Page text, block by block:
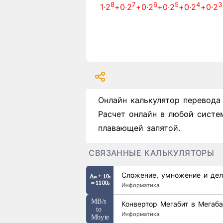
1∙28+0∙27+0∙26+0∙25+0∙24+0∙23
Онлайн калькулятор
Расчет онлайн в любой
плавающей запятой.
СВЯЗАННЫЕ КАЛЬКУЛЯТОРЫ
Сложение, умножение и
Информатика
Конвертор Мегабит в
Информатика